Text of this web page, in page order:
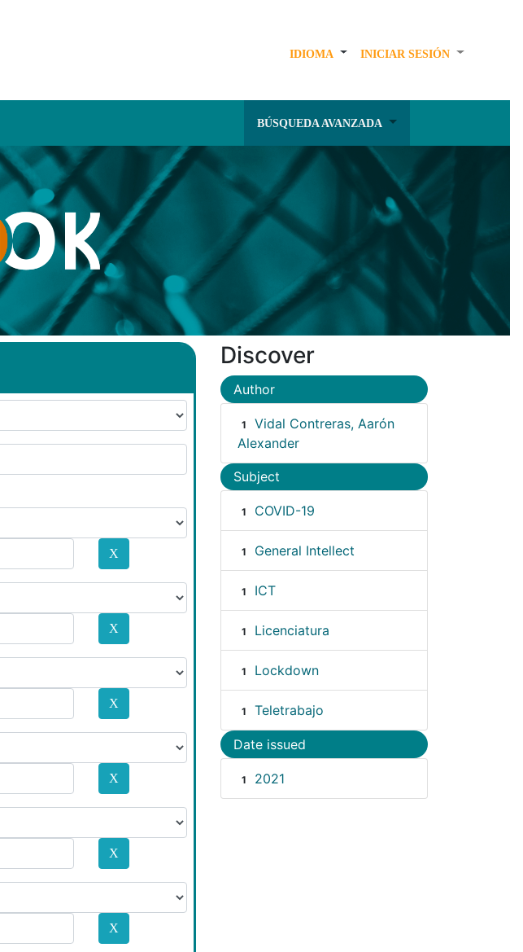
IDIOMA INICIAR SESIÓN
BÚSQUEDA AVANZADA
Discover
Author
1
Vidal Contreras, Aarón
Alexander
Subject
1 COVID-19
1 General Intellect
1 ICT
1 Licenciatura
1 Lockdown
1 Teletrabajo
Date issued
1 2021